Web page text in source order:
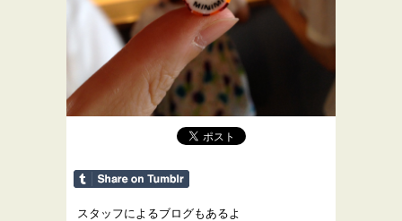
スタッフによるブログもあるよ